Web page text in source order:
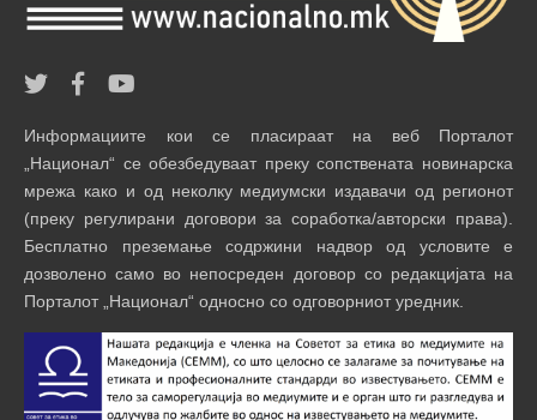
Информациите кои се пласираат на веб Порталот
„Национал“ се обезбедуваат преку сопствената новинарска
мрежа како и од неколку медиумски издавачи од регионот
(преку регулирани договори за соработка/авторски права).
Бесплатно преземање содржини надвор од условите е
дозволено само во непосреден договор со редакцијата на
Порталот „Национал“ односно со одговорниот уредник.